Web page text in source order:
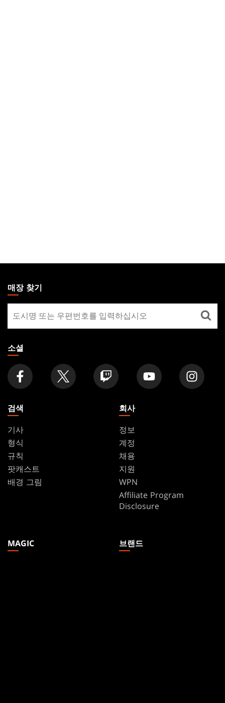
THE
GATHERING
FOOTER
매장 찾기
장
찾
기
소셜
검색
기사
형식
규칙
팟캐스트
배경 그림
회사
정보
계정
채용
지원
WPN
Affiliate Program
Disclosure
MAGIC
브랜드